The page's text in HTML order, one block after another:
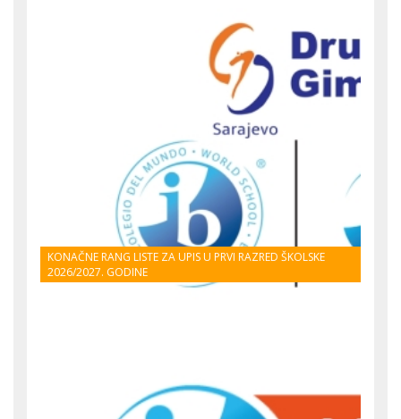
KONAČNE RANG LISTE ZA UPIS U PRVI RAZRED ŠKOLSKE
2026/2027. GODINE